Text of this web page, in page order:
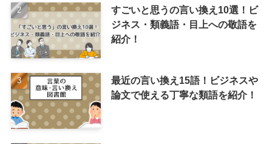
すごいと思うの言い換え10選！ビ
ジネス・類義語・目上への敬語を
紹介！
最近の言い換え15語！ビジネスや
論文で使える丁寧な類語を紹介！